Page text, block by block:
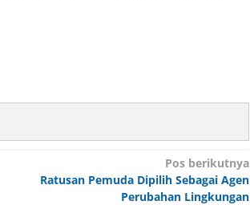
Pos berikutnya
Ratusan Pemuda Dipilih Sebagai Agen
Perubahan Lingkungan